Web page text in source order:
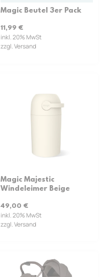
Magic Beutel 3er Pack
11,99 €
inkl. 20% MwSt
zzgl. Versand
Magic Majestic
Windeleimer Beige
49,00 €
inkl. 20% MwSt
zzgl. Versand